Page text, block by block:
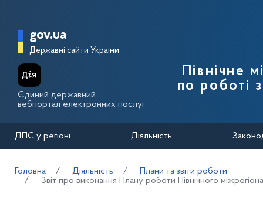
Головна сторінка Державної
gov.ua
Державні сайти України
Єдиний державний
вебпортал електронних послуг
Північне
по роботі
ДПС у регіоні Діяльність
Головна Діяльність
Плани та звіти роботи
Звіт про виконання Плану роботи Північного